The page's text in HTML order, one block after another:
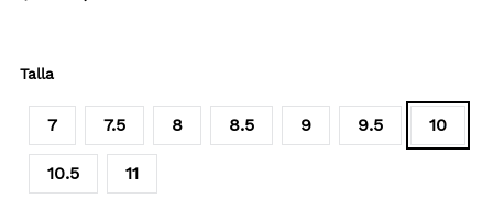
Talla
7 7.5 8 8.5 9 9.5 10
10.5 11